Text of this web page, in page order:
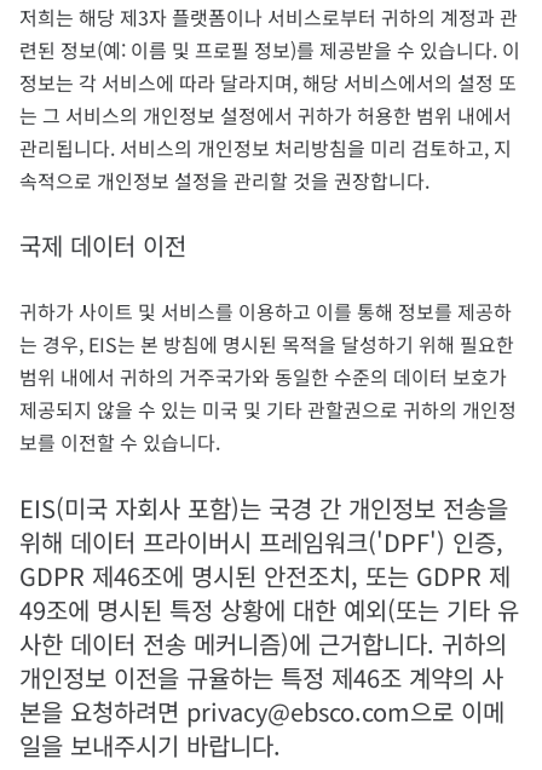
저희는 해당 제3자 플랫폼이나 서비스로부터 귀하의 계정과 관
련된 정보(예: 이름 및 프로필 정보)를 제공받을 수 있습니다. 이
정보는 각 서비스에 따라 달라지며, 해당 서비스에서의 설정 또
는 그 서비스의 개인정보 설정에서 귀하가 허용한 범위 내에서
관리됩니다. 서비스의 개인정보 처리방침을 미리 검토하고, 지
속적으로 개인정보 설정을 관리할 것을 권장합니다.
국제 데이터 이전
귀하가 사이트 및 서비스를 이용하고 이를 통해 정보를 제공하
는 경우, EIS는 본 방침에 명시된 목적을 달성하기 위해 필요한
범위 내에서 귀하의 거주국가와 동일한 수준의 데이터 보호가
제공되지 않을 수 있는 미국 및 기타 관할권으로 귀하의 개인정
보를 이전할 수 있습니다.
EIS(미국 자회사 포함)는 국경 간 개인정보 전송을
위해 데이터 프라이버시 프레임워크('DPF') 인증,
GDPR 제46조에 명시된 안전조치, 또는 GDPR 제
49조에 명시된 특정 상황에 대한 예외(또는 기타 유
사한 데이터 전송 메커니즘)에 근거합니다. 귀하의
개인정보 이전을 규율하는 특정 제46조 계약의 사
본을 요청하려면 privacy@ebsco.com으로 이메
일을 보내주시기 바랍니다.